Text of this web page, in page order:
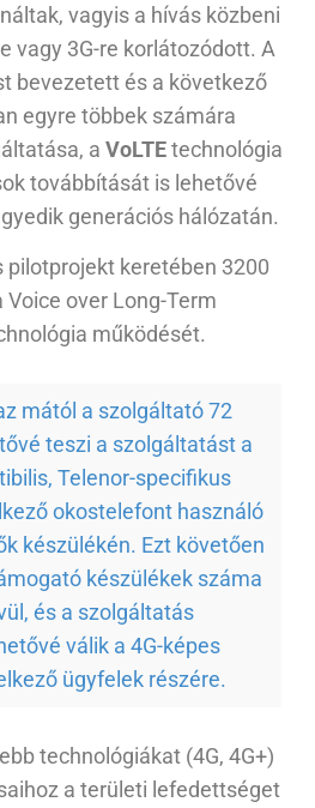
vagyis a hívás közbeni
vagy 3G-re korlátozódott. A
bevezetett és a következő
egyre többek számára
a VoLTEtechnológia
továbbítását is lehetővé
generációs hálózatán.
pilotprojekt keretében 3200
Voice over Long-Term
működését.
mától a szolgáltató 72
teszi a szolgáltatást a
Telenor-specifikus
okostelefont használó
készülékén. Ezt követően
készülékek száma
és a szolgáltatás
válik a 4G-képes
ügyfelek részére.
technológiákat (4G, 4G+)
a területi lefedettséget